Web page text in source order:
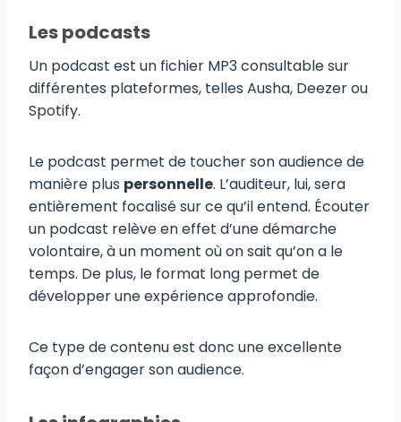
Les podcasts
Un podcast est un fichier MP3 consultable sur
différentes plateformes, telles Ausha, Deezer ou
Spotify.
Le podcast permet de toucher son audience de
manière plus personnelle. L’auditeur, lui, sera
entièrement focalisé sur ce qu’il entend. Écouter
un podcast relève en effet d’une démarche
volontaire, à un moment où on sait qu’on a le
temps. De plus, le format long permet de
développer une expérience approfondie.
Ce type de contenu est donc une excellente
façon d’engager son audience.